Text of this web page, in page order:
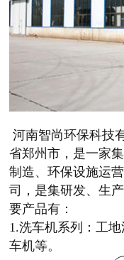
河南智尚环保科技
省郑州市，是一家
制造、环保设施运
司，是集研发、生
要产品有：
1.洗车机系列：工
车机等。